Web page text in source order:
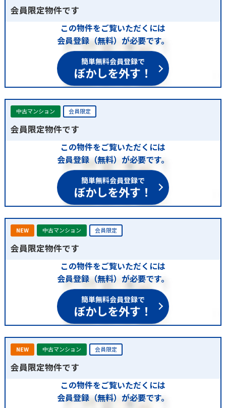
会員限定物件です
この物件をご覧いただくには
会員登録（無料）が必要です。
簡単無料会員登録で
ぼかしを外す！
中古マンション 会員限定
会員限定物件です
この物件をご覧いただくには
会員登録（無料）が必要です。
簡単無料会員登録で
ぼかしを外す！
NEW 中古マンション 会員限定
会員限定物件です
この物件をご覧いただくには
会員登録（無料）が必要です。
簡単無料会員登録で
ぼかしを外す！
NEW 中古マンション 会員限定
会員限定物件です
この物件をご覧いただくには
会員登録（無料）が必要です。